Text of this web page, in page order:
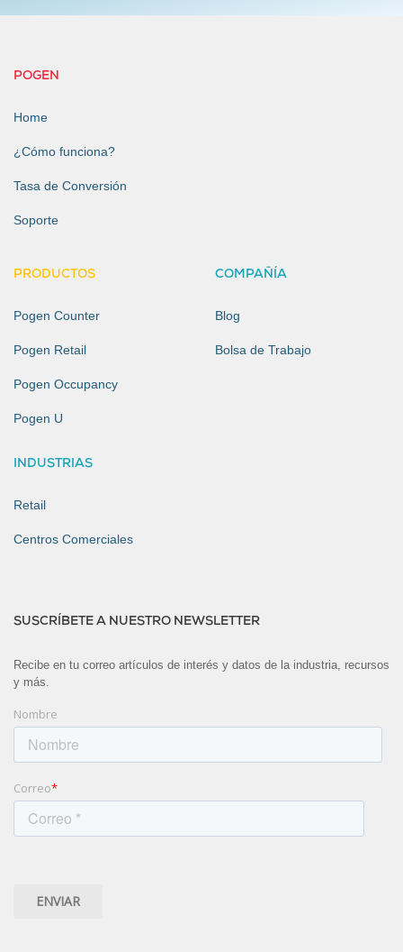
POGEN
Home
¿Cómo funciona?
Tasa de Conversión
Soporte
PRODUCTOS
Pogen Counter
Pogen Retail
Pogen Occupancy
Pogen U
INDUSTRIAS
Retail
Centros Comerciales
COMPAÑÍA
Blog
Bolsa de Trabajo
SUSCRÍBETE A NUESTRO NEWSLETTER
Recibe en tu correo artículos de interés y datos de la industria, recursos
y más.
Nombre
Correo*